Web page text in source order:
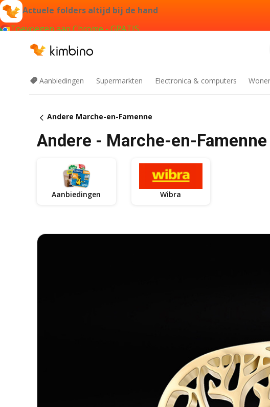
Actuele folders altijd bij de hand
Toevoegen aan Chrome - GRATIS
Aanbiedingen Supermarkten Electronica & computers
Andere Marche-en-Famenne
Andere - Marche-en-Famenne
Aanbiedingen Wibra